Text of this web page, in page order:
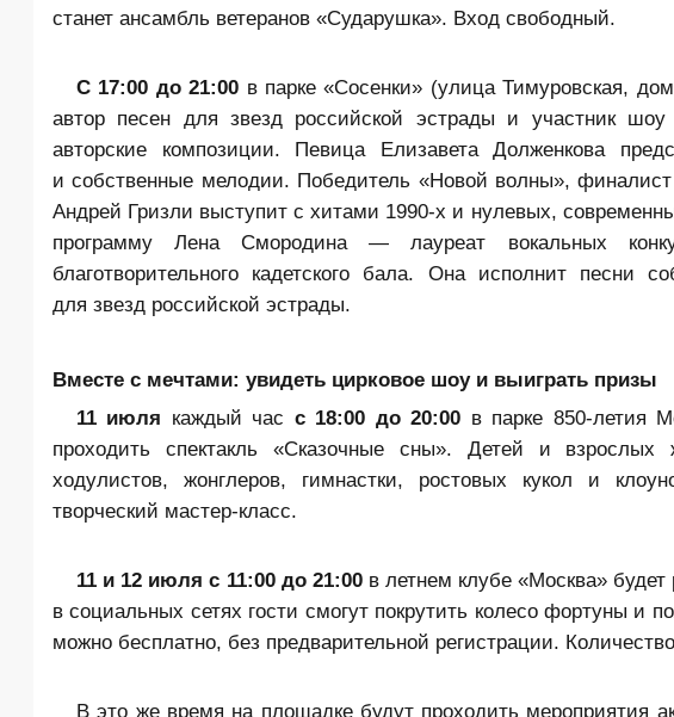
станет ансамбль ветеранов «Сударушка». Вход свободный.
С 17:00 до 21:00 в парке «Сосенки» (улица Тимуровская,
автор песен для звезд российской эстрады и участник
авторские композиции. Певица Елизавета Долженкова
и собственные мелодии. Победитель «Новой волны»,
Андрей Гризли выступит с хитами 1990-х и нулевых,
программу Лена Смородина — лауреат вокальных
благотворительного кадетского бала. Она исполнит песни
для звезд российской эстрады.
Вместе с мечтами: увидеть цирковое шоу и выиграть призы
11 июля каждый час с 18:00 до 20:00 в парке 850-летия
проходить спектакль «Сказочные сны». Детей и
ходулистов, жонглеров, гимнастки, ростовых кукол и
творческий мастер-класс.
11 и 12 июля с 11:00 до 21:00 в летнем клубе «Москва»
в социальных сетях гости смогут покрутить колесо фортуны и
можно бесплатно, без предварительной регистрации.
В это же время на площадке будут проходить мероприятия